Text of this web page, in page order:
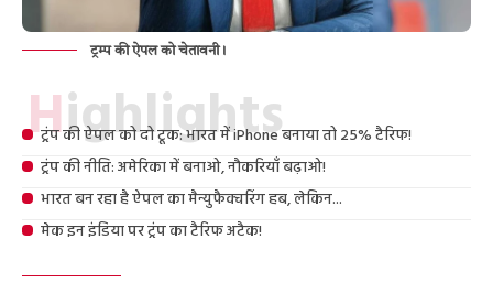
ट्रम्प की ऐपल को चेतावनी।
Highlights
ट्रंप की ऐपल को दो टूक: भारत में iPhone बनाया तो 25% टैरिफ!
ट्रंप की नीति: अमेरिका में बनाओ, नौकरियाँ बढ़ाओ!
भारत बन रहा है ऐपल का मैन्युफैक्चरिंग हब, लेकिन...
मेक इन इंडिया पर ट्रंप का टैरिफ अटैक!